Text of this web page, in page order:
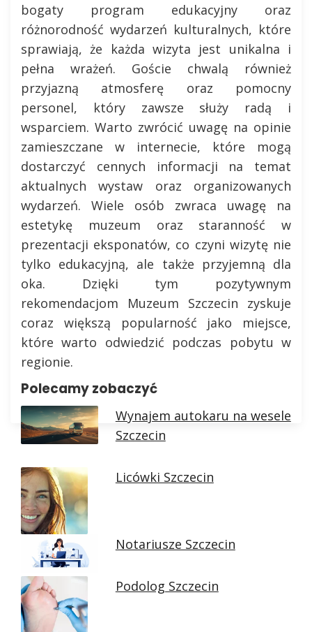
bogaty program edukacyjny oraz
różnorodność wydarzeń kulturalnych, które
sprawiają, że każda wizyta jest unikalna i
pełna wrażeń. Goście chwalą również
przyjazną atmosferę oraz pomocny
personel, który zawsze służy radą i
wsparciem. Warto zwrócić uwagę na opinie
zamieszczane w internecie, które mogą
dostarczyć cennych informacji na temat
aktualnych wystaw oraz organizowanych
wydarzeń. Wiele osób zwraca uwagę na
estetykę muzeum oraz staranność w
prezentacji eksponatów, co czyni wizytę nie
tylko edukacyjną, ale także przyjemną dla
oka. Dzięki tym pozytywnym
rekomendacjom Muzeum Szczecin zyskuje
coraz większą popularność jako miejsce,
które warto odwiedzić podczas pobytu w
regionie.
Polecamy zobaczyć
Wynajem autokaru na wesele
Szczecin
Licówki Szczecin
Notariusze Szczecin
Podolog Szczecin